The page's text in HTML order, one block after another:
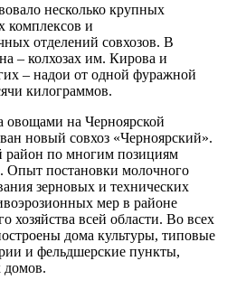
несколько крупных
комплексов и
отделений совхозов. В
– колхозах им. Кирова и
– надои от одной фуражной
килограммов.
овощами на Черноярской
новый совхоз «Черноярский».
район по многим позициям
Опыт постановки молочного
зерновых и технических
мер в районе
хозяйства всей области. Во всех
дома культуры, типовые
и фельдшерские пункты,
домов.